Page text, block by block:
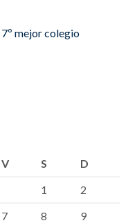
mejor colegio
V S
D
1
2
7 8
9